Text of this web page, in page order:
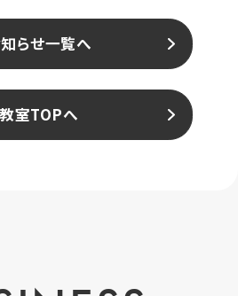
らせ一覧へ
教室TOPへ